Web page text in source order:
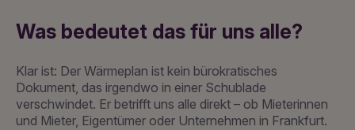
Was bedeutet das für uns alle?
Klar ist: Der Wärmeplan ist kein bürokratisches
Dokument, das irgendwo in einer Schublade
verschwindet. Er betrifft uns alle direkt – ob Mieterinnen
und Mieter, Eigentümer oder Unternehmen in Frankfurt.